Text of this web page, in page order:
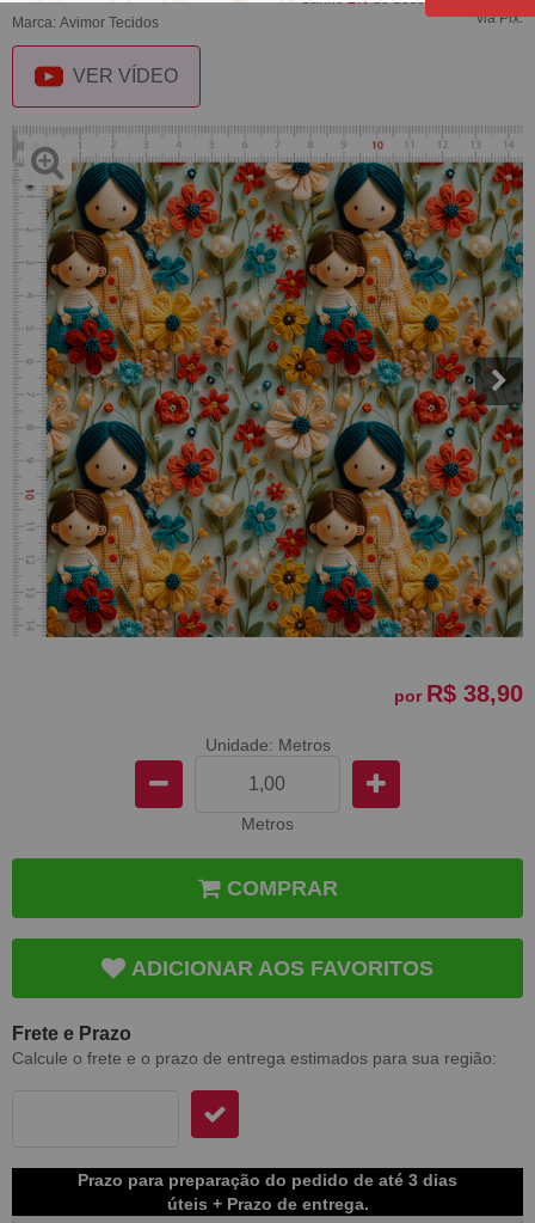
Marca: Avimor Tecidos
via Pix.
VER VÍDEO
por R$ 38,90
Unidade: Metros
Metros
COMPRAR
ADICIONAR AOS FAVORITOS
Frete e Prazo
Calcule o frete e o prazo de entrega estimados para sua região:
Prazo para preparação do pedido de até 3 dias
úteis + Prazo de entrega.